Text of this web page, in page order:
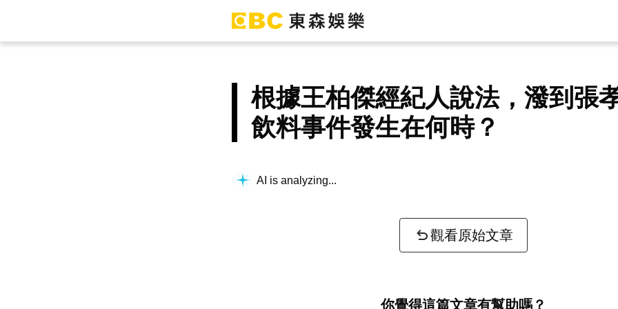
根據王柏傑經紀人說法，潑到張
飲料事件發生在何時？
AI is analyzing...
觀看原始文章
你覺得這篇文章有幫助嗎？